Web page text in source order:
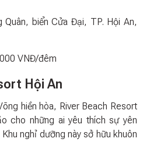
biển Cửa Đại, TP. Hội An,
VNĐ/đêm
Hội An
hiền hòa, River Beach Resort
cho những ai yêu thích sự yên
nghỉ dưỡng này sở hữu khuôn